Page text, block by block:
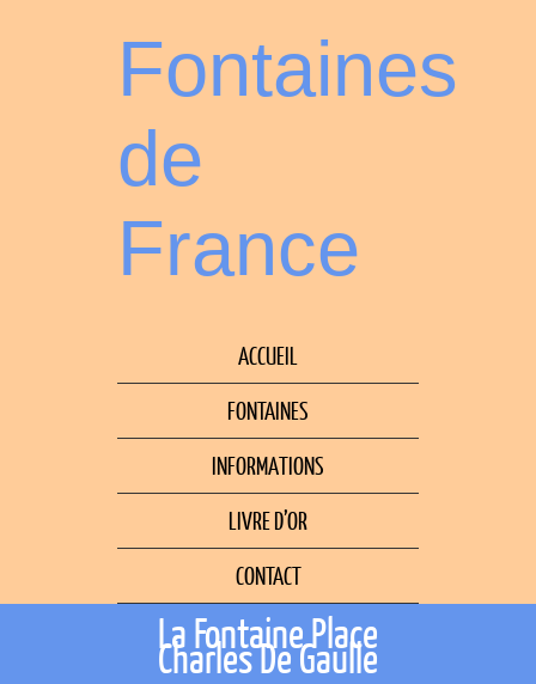
Fontaines
de
France
ACCUEIL
FONTAINES
INFORMATIONS
LIVRE D’OR
CONTACT
La Fontaine Place
Charles De Gaulle